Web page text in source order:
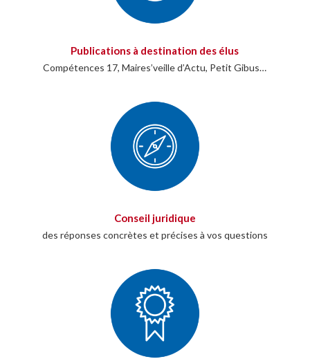
Publications à destination des élus
Compétences 17, Maires’veille d’Actu, Petit Gibus…
Conseil juridique
des réponses concrètes et précises à vos questions